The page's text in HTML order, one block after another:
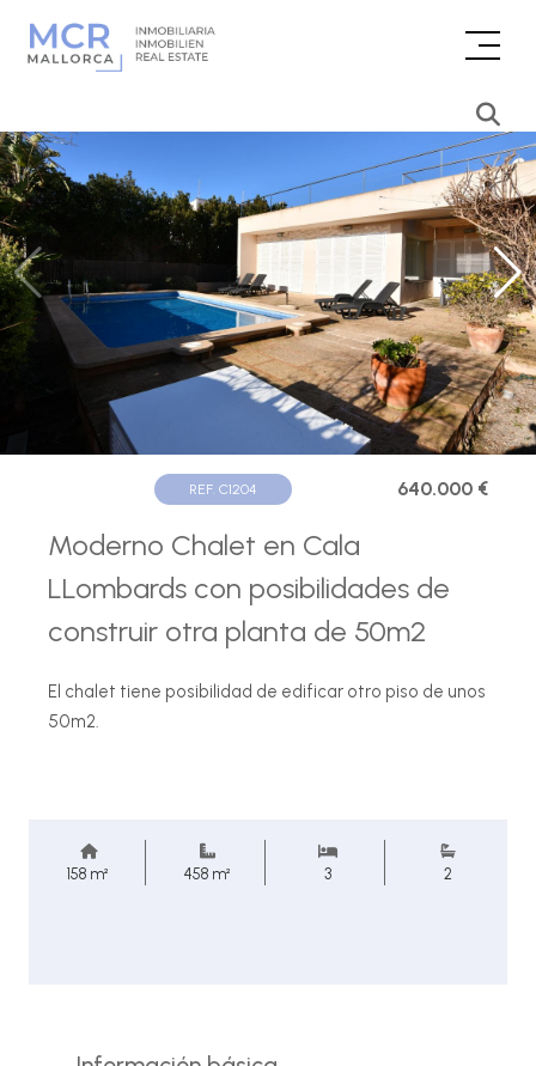
REF. C1204 640.000 €
Moderno Chalet en Cala
LLombards con posibilidades de
construir otra planta de 50m2
El chalet tiene posibilidad de edificar otro piso de unos
50m2.
158 m² 458 m² 3 2